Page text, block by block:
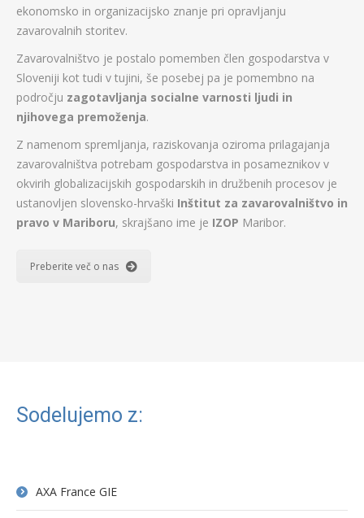
ekonomsko in organizacijsko znanje pri opravljanju
zavarovalnih storitev.
Zavarovalništvo je postalo pomemben člen gospodarstva v
Sloveniji kot tudi v tujini, še posebej pa je pomembno na
področju zagotavljanja socialne varnosti ljudi in
njihovega premoženja.
Z namenom spremljanja, raziskovanja oziroma prilagajanja
zavarovalništva potrebam gospodarstva in posameznikov v
okvirih globalizacijskih gospodarskih in družbenih procesov je
ustanovljen slovensko-hrvaški Inštitut za zavarovalništvo in
pravo v Mariboru, skrajšano ime je IZOP Maribor.
Preberite več o nas
Sodelujemo z:
AXA France GIE